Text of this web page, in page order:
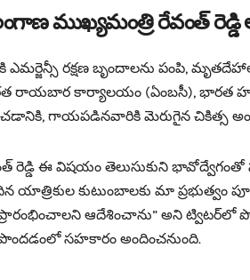
ముఖ్యమంత్రి రేవంత్ రెడ్డి
రక్షణ బృందాలను పంపి,
రాయబార కార్యాలయం (ఏంబసీ), భారత
గాయపడినవారికి మెరుగైన చికిత్స
రెడ్డి ఈ విషయం తెలుసుకుని భావోద్వేగంతో
యాత్రికుల కుటుంబాలకు మా ప్రభుత్వం
ఆదేశించాను” అని ట్విటర్‌లో
సహకారం అందించనుంది.